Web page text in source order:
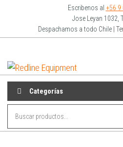
Escribenos al +56 9
Jose Leyan 1032,
Despachamos a todo Chile |
Equipment
Categorías